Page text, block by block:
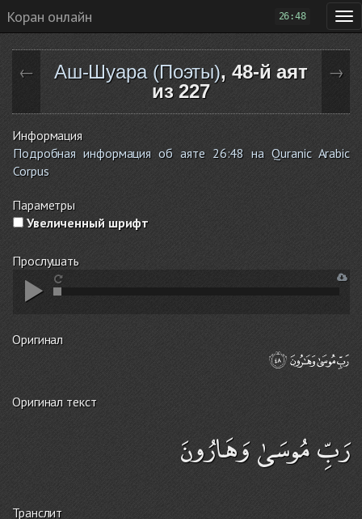
Коран онлайн 26:48
← Аш-Шуара (Поэты), 48-й аят
из 227
→
Информация
Подробная информация об аяте 26:48 на Quranic Arabic
Corpus
Параметры
Увеличенный шрифт
Прослушать
Оригинал
Оригинал текст
رَبِّ مُوسَىٰ وَهَارُونَ
Транслит